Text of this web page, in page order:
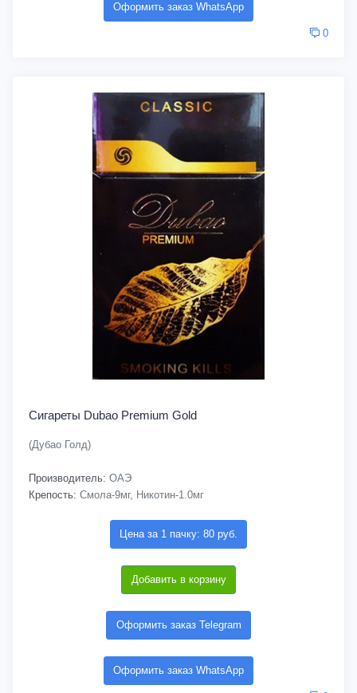
Оформить заказ WhatsApp
0
Сигареты Dubao Premium Gold
(Дубао Голд)
Производитель: ОАЭ
Крепость: Смола-9мг, Никотин-1.0мг
Цена за 1 пачку: 80 руб.
Добавить в корзину
Оформить заказ Telegram
Оформить заказ WhatsApp